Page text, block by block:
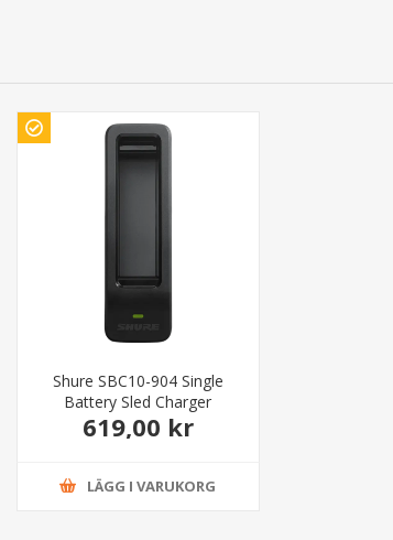
Shure SBC10-904 Single
Battery Sled Charger
619,00 kr
LÄGG I VARUKORG